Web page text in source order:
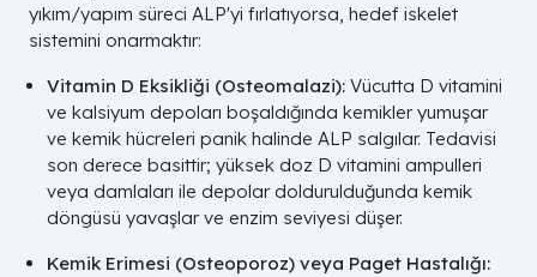
yıkım/yapım süreci ALP'yi fırlatıyorsa, hedef iskelet
sistemini onarmaktır:
Vitamin D Eksikliği (Osteomalazi): Vücutta D vitamini
ve kalsiyum depoları boşaldığında kemikler yumuşar
ve kemik hücreleri panik halinde ALP salgılar. Tedavisi
son derece basittir; yüksek doz D vitamini ampulleri
veya damlaları ile depolar doldurulduğunda kemik
döngüsü yavaşlar ve enzim seviyesi düşer.
Kemik Erimesi (Osteoporoz) veya Paget Hastalığı: